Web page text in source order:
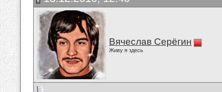
Вячеслав Серёгин
Живу я здесь